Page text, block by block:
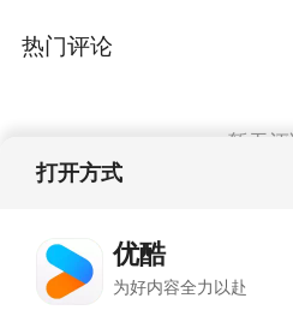
热门评论
暂无评
打开方式
优酷
为好内容全力以赴